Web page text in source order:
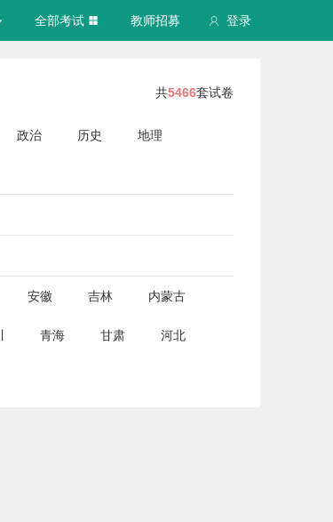
登录
全部考试 教师招募
共5466套试卷
政治 历史 地理
安徽 吉林 内蒙古
青海 甘肃 河北